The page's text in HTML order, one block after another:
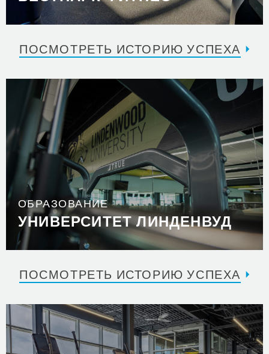
ПОСМОТРЕТЬ ИСТОРИЮ УСПЕХА
ОБРАЗОВАНИЕ
УНИВЕРСИТЕТ ЛИНДЕНВУД
ПОСМОТРЕТЬ ИСТОРИЮ УСПЕХА